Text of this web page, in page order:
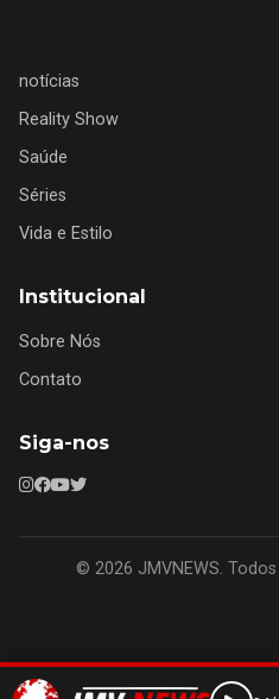
notícias
Reality Show
Saúde
Séries
Vida e Estilo
Institucional
Sobre Nós
Contato
Siga-nos
© 2026 JMVNEWS.